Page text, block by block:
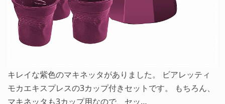
キレイな紫色のマキネッタがありました。 ビアレッティ
モカエキスプレスの3カップ付きセットです。 もちろん、
マキネッタも3カップ用なので、セッ…